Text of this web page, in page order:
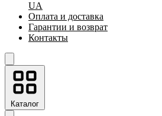
UA
Оплата и доставка
Гарантии и возврат
Контакты
Каталог